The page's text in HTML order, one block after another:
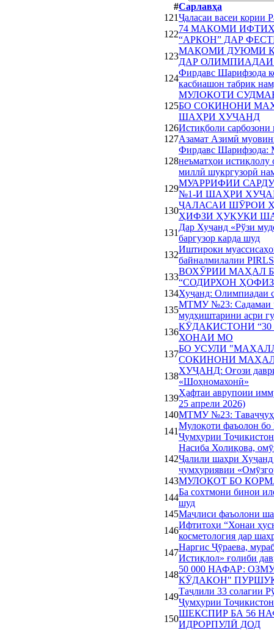
#Сарлавҳа
121Ҷаласаи васеи кории
122
74 МАҚОМИ
“АРКОН” ДАР
123
МАҚОМИ ДУЮМИ
ДАР
124
Фирдавс Шарифзода
касбиашон табрик
125
МУЛОҚОТИ
БО СОКИНОНИ
ШАҲРИ ХУҶАНД
126Истиқболи сарбозони
127Азамат Азимӣ
128
Фирдавс Шарифзода:
неъматҳои истиқлолу
миллӣ шукргузорӣ
129
МУАРРИФИИ
№1-И ШАҲРИ
130
ҶАЛАСАИ ШӮРОИ
ҲИФЗИ ҲУҚУҚИ
131
Дар Хуҷанд «Рўзи
баргузор карда шуд
132
Иштироки
байналмилалии PIRLS
133
ВОХӮРИИ МАҲАЛ
“СОДИРХОН
134Хуҷанд: Олимпиадаи
135
МТМУ №23: Садамаи
мудҳиштарини асри
136
КӮДАКИСТОНИ
ХОНАИ МО
137
БО УСУЛИ
СОКИНОНИ
138
ХУҶАНД: Оғози
«Шоҳномахонӣ»
139
Ҳафтаи аврупоии
25 апрели 2026)
140МТМУ №23: Таваҷҷуҳ
141
Мулоқоти фаъолон бо
Ҷумҳурии Тоҷикистон
142
Насиба Холиқова,
Ҷалили шаҳри
ҷумҳуриявии
143МУЛОҚОТ БО
144
Ба сохтмони бинои
шуд
145Маҷлиси фаъолони
146
Ифтитоҳи “Хонаи
косметология дар
147
Наргис Ҷӯраева,
Истиқлол» ғолиби
148
50 000 НАФАР:
КӮДАКОН"
149
Таҷлили 33 солагии
Ҷумҳурии
150
ШЕКСПИР БА 56
ИДРОРПУЛӢ ДОД